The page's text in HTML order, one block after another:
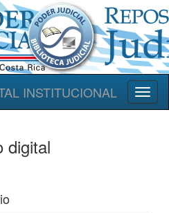
INSTITUCIONAL
digital